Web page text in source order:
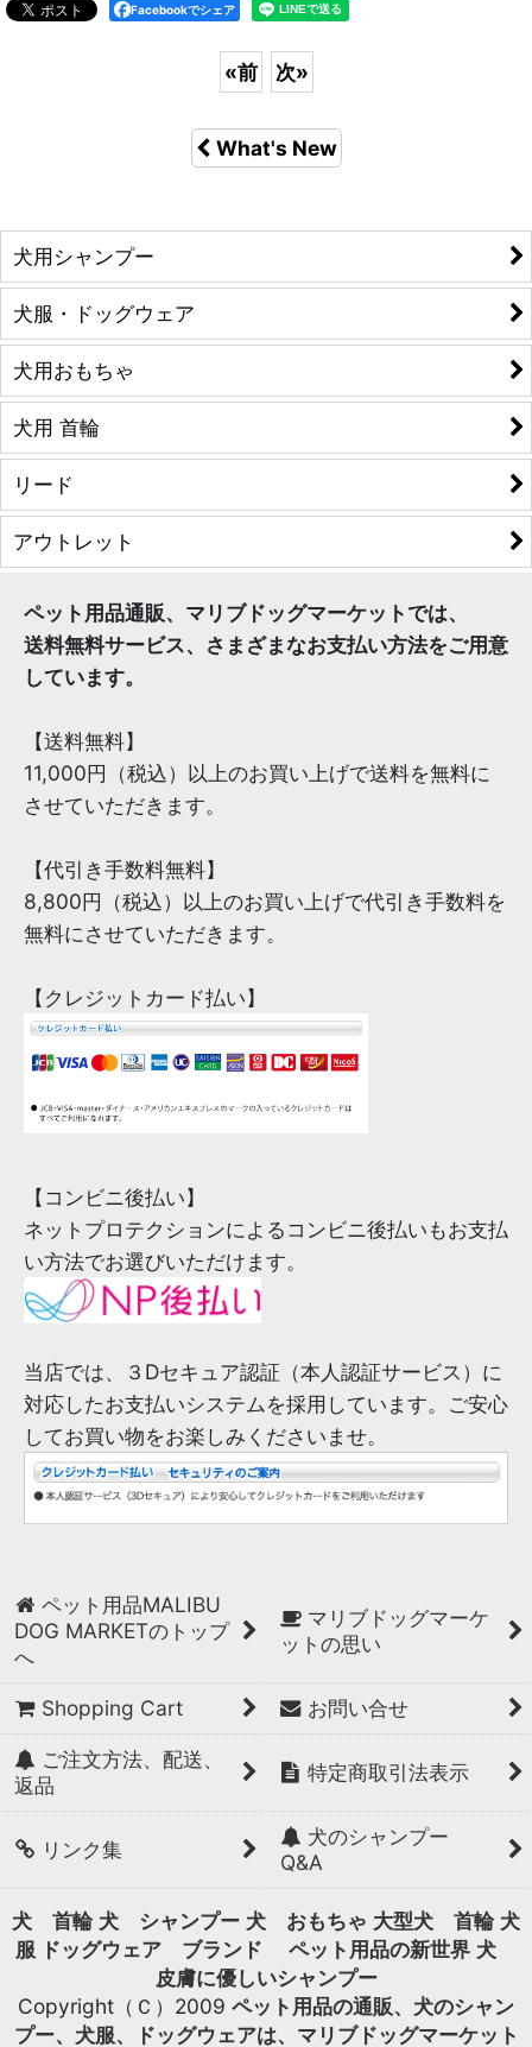
Facebookでシェア
«前 次»
What's New
犬用シャンプー
犬服・ドッグウェア
犬用おもちゃ
犬用 首輪
リード
アウトレット
ペット用品通販、マリブドッグマーケットでは、
送料無料サービス、さまざまなお支払い方法をご用意
しています。
【送料無料】
11,000円（税込）以上のお買い上げで送料を無料に
させていただきます。
【代引き手数料無料】
8,800円（税込）以上のお買い上げで代引き手数料を
無料にさせていただきます。
【クレジットカード払い】
【コンビニ後払い】
ネットプロテクションによるコンビニ後払いもお支払
い方法でお選びいただけます。
当店では、３Dセキュア認証（本人認証サービス）に
対応したお支払いシステムを採用しています。ご安心
してお買い物をお楽しみくださいませ。
ペット用品MALIBU
DOG MARKETのトップ
へ
マリブドッグマーケ
ットの思い
Shopping Cart お問い合せ
ご注文方法、配送、
返品
特定商取引法表示
リンク集
犬のシャンプー
Q&A
犬 首輪 犬 シャンプー 犬 おもちゃ 大型犬 首輪 犬
服 ドッグウェア ブランド
ペット用品の新世界 犬
皮膚に優しいシャンプー
Copyright（Ｃ）2009 ペット用品の通販、犬のシャン
プー、犬服、ドッグウェアは、マリブドッグマーケット